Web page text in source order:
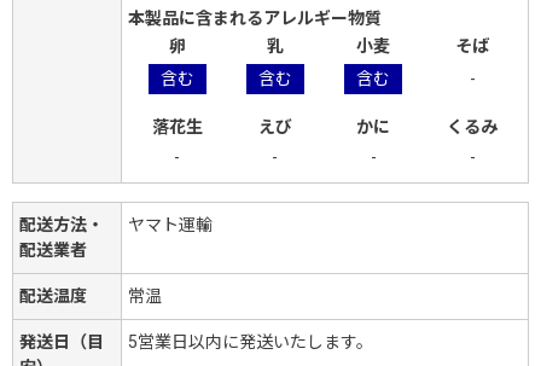
本製品に含まれるアレルギー物質
卵
乳 小麦
そば
含む
含む 含む -
落花生 えび かに
くるみ
-
- - -
配送方法・
配送業者
ヤマト運輸
配送温度 常温
発送日（目
5営業日以内に発送いたします。